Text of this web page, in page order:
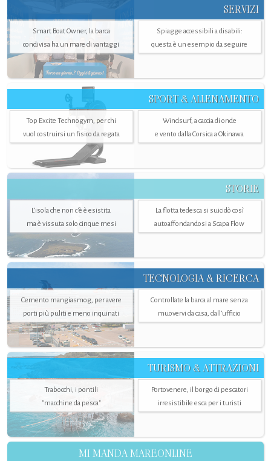
SERVIZI
Smart Boat Owner, la barca
condivisa ha un mare di vantaggi
Spiagge accessibili a disabili:
questa è un esempio da seguire
SPORT & ALLENAMENTO
Top Excite Technogym, per chi
vuol costruirsi un fisico da regata
Windsurf, a caccia di onde
e vento dalla Corsica a Okinawa
STORIE
L’isola che non c'è è esistita
ma è vissuta solo cinque mesi
La flotta tedesca si suicidò così
autoaffondandosi a Scapa Flow
TECNOLOGIA & RICERCA
Cemento mangiasmog, per avere
porti più puliti e meno inquinati
Controllate la barca al mare senza
muovervi da casa, dall’ufficio
TURISMO & ATTRAZIONI
Trabocchi, i pontili
"macchine da pesca"
Portovenere, il borgo di pescatori
irresistibile esca per i turisti
MI MANDA MAREONLINE